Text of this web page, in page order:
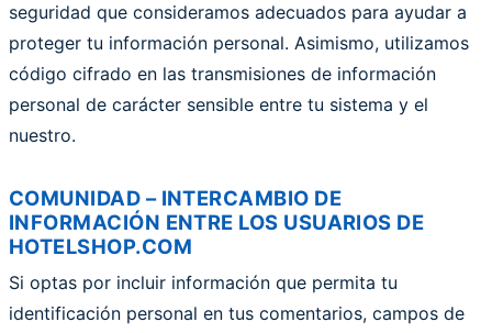
seguridad que consideramos adecuados para ayudar a
proteger tu información personal. Asimismo, utilizamos
código cifrado en las transmisiones de información
personal de carácter sensible entre tu sistema y el
nuestro.
COMUNIDAD – INTERCAMBIO DE
INFORMACIÓN ENTRE LOS USUARIOS DE
HOTELSHOP.COM
Si optas por incluir información que permita tu
identificación personal en tus comentarios, campos de